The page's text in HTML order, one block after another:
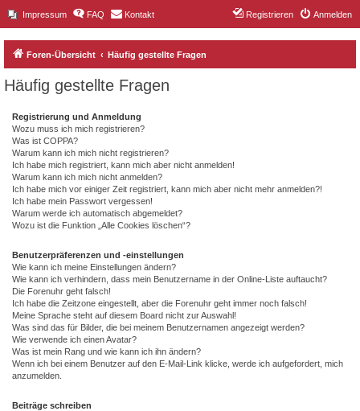
Impressum FAQ Kontakt Anmelden
Registrieren
Foren-Übersicht Häufig gestellte Fragen
Häufig gestellte Fragen
Registrierung und Anmeldung
Wozu muss ich mich registrieren?
Was ist COPPA?
Warum kann ich mich nicht registrieren?
Ich habe mich registriert, kann mich aber nicht anmelden!
Warum kann ich mich nicht anmelden?
Ich habe mich vor einiger Zeit registriert, kann mich aber nicht mehr anmelden?!
Ich habe mein Passwort vergessen!
Warum werde ich automatisch abgemeldet?
Wozu ist die Funktion „Alle Cookies löschen“?
Benutzerpräferenzen und -einstellungen
Wie kann ich meine Einstellungen ändern?
Wie kann ich verhindern, dass mein Benutzername in der Online-Liste auftaucht?
Die Forenuhr geht falsch!
Ich habe die Zeitzone eingestellt, aber die Forenuhr geht immer noch falsch!
Meine Sprache steht auf diesem Board nicht zur Auswahl!
Was sind das für Bilder, die bei meinem Benutzernamen angezeigt werden?
Wie verwende ich einen Avatar?
Was ist mein Rang und wie kann ich ihn ändern?
Wenn ich bei einem Benutzer auf den E-Mail-Link klicke, werde ich aufgefordert, mich
anzumelden.
Beiträge schreiben